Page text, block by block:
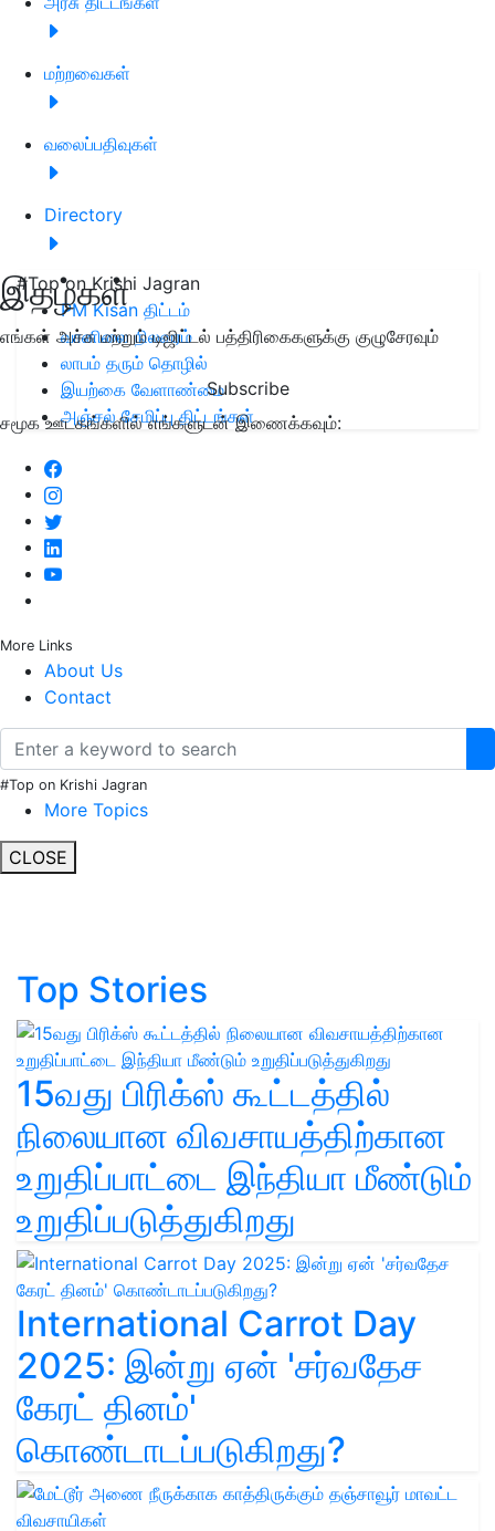
மற்றவைகள்
வலைப்பதிவுகள்
Directory
இதழ்கள்
எங்கள் அச்சு மற்றும் டிஜிட்டல் பத்திரிகைகளுக்கு குழுசேரவும்
Subscribe
சமூக ஊடகங்களில் எங்களுடன் இணைக்கவும்:
More Links
About Us
Contact
#Top on Krishi Jagran
More Topics
CLOSE
#Top on Krishi Jagran
PM Kisan திட்டம்
வானிலை நிலவரம்
லாபம் தரும் தொழில்
இயற்கை வேளாண்மை
அஞ்சல் சேமிப்பு திட்டங்கள்
Top Stories
15வது பிரிக்ஸ் கூட்டத்தில்
நிலையான விவசாயத்திற்கான
உறுதிப்பாட்டை இந்தியா மீண்டும்
உறுதிப்படுத்துகிறது
International Carrot Day
2025: இன்று ஏன் 'சர்வதேச
கேரட் தினம்'
கொண்டாடப்படுகிறது?